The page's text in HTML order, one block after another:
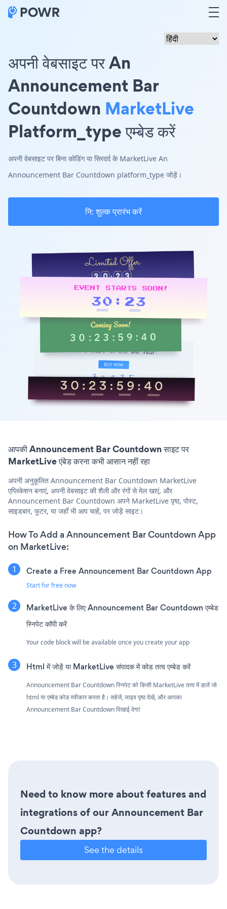
अपनी वेबसाइट पर An
Announcement Bar
Countdown MarketLive
Platform_type एम्बेड करें
अपनी वेबसाइट पर बिना कोडिंग या सिरदर्द के MarketLive An
Announcement Bar Countdown platform_type जोड़ें।
नि: शुल्क प्रारंभ करें
आपकी Announcement Bar Countdown साइट पर
MarketLive एंबेड करना कभी आसान नहीं रहा
अपनी अनुकूलित Announcement Bar Countdown MarketLive
एप्लिकेशन बनाएं, अपनी वेबसाइट की शैली और रंगों से मेल खाएं, और
Announcement Bar Countdown अपने MarketLive पृष्ठ, पोस्ट,
साइडबार, फुटर, या जहाँ भी आप चाहें, पर जोड़ें साइट।
How To Add a Announcement Bar Countdown App
on MarketLive:
Create a Free Announcement Bar Countdown App
Start for free now
MarketLive के लिए Announcement Bar Countdown एम्बेड
स्निपेट कॉपी करें
Your code block will be available once you create your app
Html में जोड़ें या MarketLive संपादक में कोड तत्व एम्बेड करें
Announcement Bar Countdown स्निपेट को किसी MarketLive तत्व में डालें जो
html या एम्बेड कोड स्वीकार करता है। सहेजें, लाइव पृष्ठ देखें, और आपका
Announcement Bar Countdown दिखाई देगा!
Need to know more about features and
integrations of our Announcement Bar
Countdown app?
See the details